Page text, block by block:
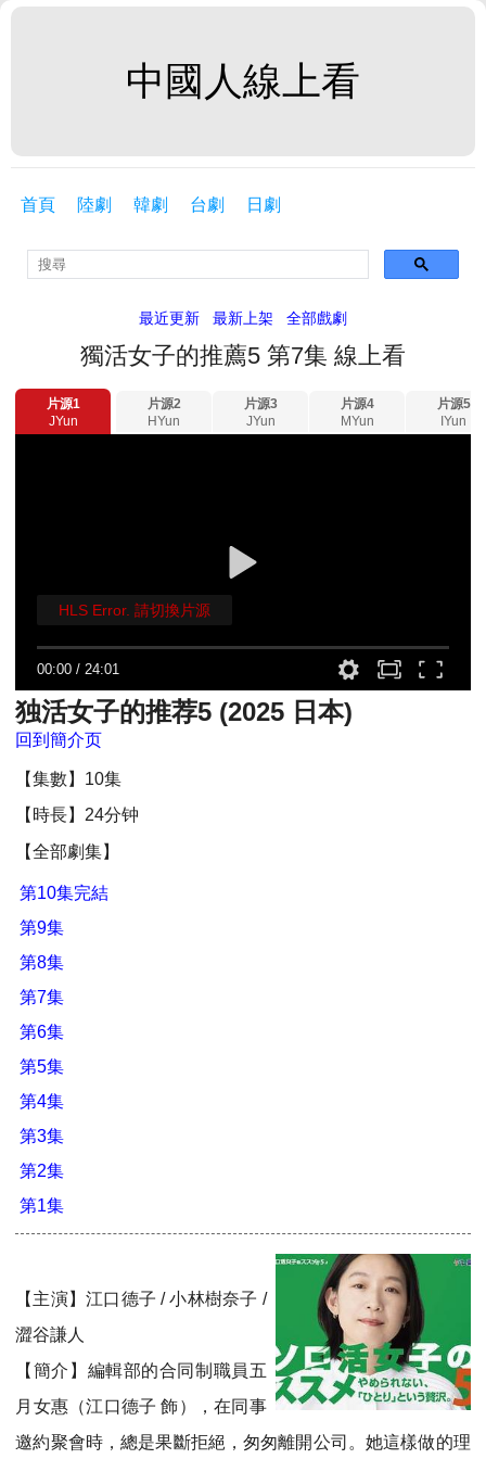
中國人線上看
首頁 陸劇 韓劇 台劇 日劇
最近更新 最新上架 全部戲劇
獨活女子的推薦5 第7集 線上看
片源1
JYun
片源2
HYun
片源3
JYun
片源4
MYun
片源5
IYun
00:00 / 24:01
HLS Error. 請切換片源
独活女子的推荐5 (2025 日本)
回到簡介页
【集數】10集
【時長】24分钟
【全部劇集】
第10集完結
第9集
第8集
第7集
第6集
第5集
第4集
第3集
第2集
第1集
【主演】江口德子 / 小林樹奈子 /
澀谷謙人
【簡介】編輯部的合同制職員五
月女惠（江口德子 飾），在同事
邀約聚會時，總是果斷拒絕，匆匆離開公司。她這樣做的理